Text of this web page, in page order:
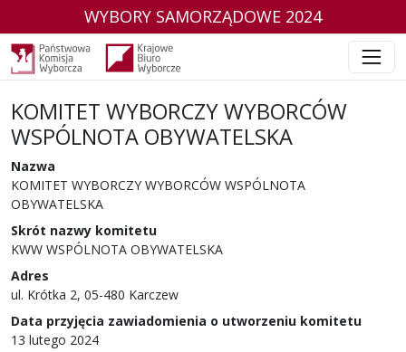
WYBORY SAMORZĄDOWE 2024
KOMITET WYBORCZY WYBORCÓW
WSPÓLNOTA OBYWATELSKA
w wyborach samorządowych w 2024 r.
Nazwa
KOMITET WYBORCZY WYBORCÓW WSPÓLNOTA
OBYWATELSKA
Skrót nazwy komitetu
KWW WSPÓLNOTA OBYWATELSKA
Adres
ul. Krótka 2, 05-480 Karczew
Data przyjęcia zawiadomienia o utworzeniu komitetu
13 lutego 2024